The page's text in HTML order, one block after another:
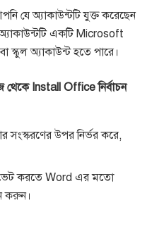
যে অ্যাকাউন্টটি যুক্ত করেছেন
একটি Microsoft
স্কুল অ্যাকাউন্ট হতে পারে।
Install Office নির্বাচন
সংস্করণের উপর নির্ভর করে,
করতে Word এর মতো
করুন।